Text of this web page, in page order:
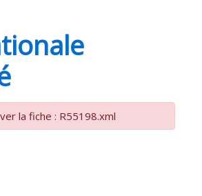
la fiche : R55198.xml